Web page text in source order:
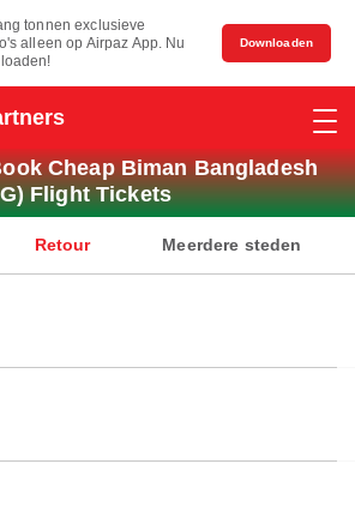
tonnen exclusieve
alleen op Airpaz App. Nu
Downloaden
Cheap Biman Bangladesh
Flight Tickets
Retour Meerdere steden